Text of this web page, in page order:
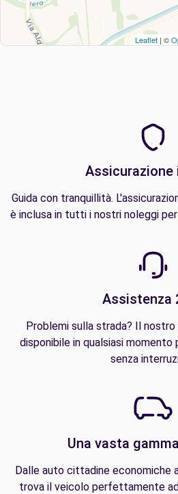
Leaflet | ©
Assicurazione
Guida con tranquillità.
è inclusa in tutti i nostri noleggi
Assistenza
Problemi sulla strada? Il
disponibile in qualsiasi momento
senza
Una vasta
Dalle auto cittadine economiche
trova il veicolo perfettamente